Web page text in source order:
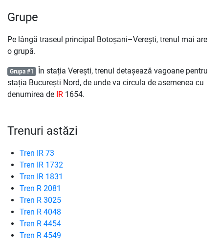
Grupe
Pe lângă traseul principal Botoșani–Verești, trenul mai are
o grupă.
Grupa #1 În stația Verești, trenul detașează vagoane pentru
stația București Nord, de unde va circula de asemenea cu
denumirea de IR 1654.
Trenuri astăzi
Tren IR 73
Tren IR 1732
Tren IR 1831
Tren R 2081
Tren R 3025
Tren R 4048
Tren R 4454
Tren R 4549